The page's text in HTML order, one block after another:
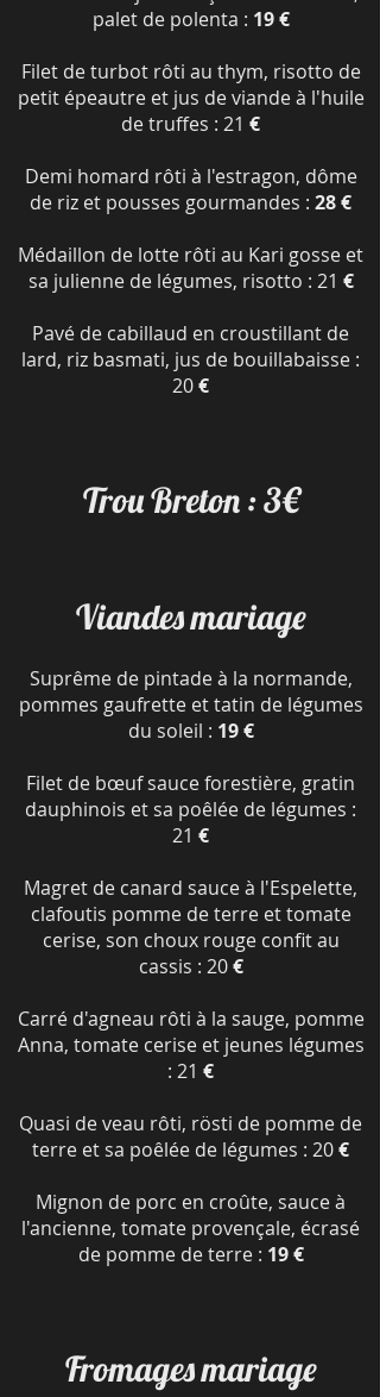
palet de polenta : 19 €
Filet de turbot rôti au thym, risotto de
petit épeautre et jus de viande à l'huile
de truffes : 21 €
Demi homard rôti à l'estragon, dôme
de riz et pousses gourmandes : 28 €
Médaillon de lotte rôti au Kari gosse et
sa julienne de légumes, risotto : 21 €
Pavé de cabillaud en croustillant de
lard, riz basmati, jus de bouillabaisse :
20€
Trou Breton : 3€
Viandes mariage
Suprême de pintade à la normande,
pommes gaufrette et tatin de légumes
du soleil : 19 €
Filet de bœuf sauce forestière, gratin
dauphinois et sa poêlée de légumes :
21 €
Magret de canard sauce à l'Espelette,
clafoutis pomme de terre et tomate
cerise, son choux rouge confit au
cassis : 20€
Carré d'agneau rôti à la sauge, pomme
Anna, tomate cerise et jeunes légumes
: 21 €
Quasi de veau rôti, rösti de pomme de
terre et sa poêlée de légumes : 20€
Mignon de porc en croûte, sauce à
l'ancienne, tomate provençale, écrasé
de pomme de terre : 19 €
Fromages mariage